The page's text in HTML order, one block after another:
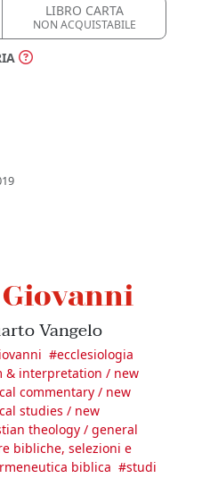
LIBRO CARTA
NON ACQUISTABILE
Vangelo
#ecclesiologia
& interpretation / new
commentary / new
studies / new
theology / general
bibliche, selezioni e
biblica #studi